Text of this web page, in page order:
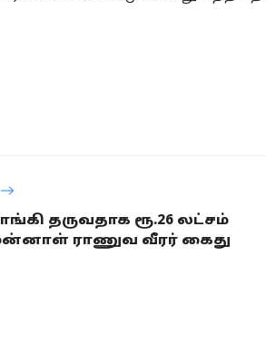
தருவதாக ரூ.26 லட்சம்
ராணுவ வீரர் கைது